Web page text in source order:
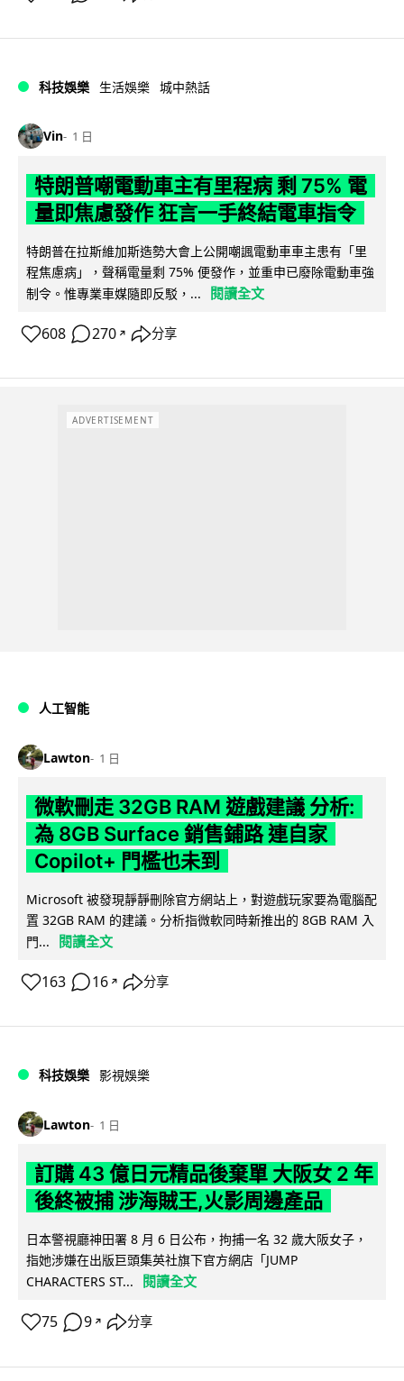
科技娛樂 生活娛樂 城中熱話
Vin 1 日
特朗普嘲電動車主有里程病 剩 75% 電
量即焦慮發作 狂言一手終結電車指令
特朗普在拉斯維加斯造勢大會上公開嘲諷電動車車主患有「里
程焦慮病」，聲稱電量剩 75% 便發作，並重申已廢除電動車強
制令。惟專業車媒隨即反駁，...
閱讀全文
608 270 ↗ 分享
ADVERTISEMENT
人工智能
Lawton 1 日
微軟刪走 32GB RAM 遊戲建議 分析:
為 8GB Surface 銷售鋪路 連自家
Copilot+ 門檻也未到
Microsoft 被發現靜靜刪除官方網站上，對遊戲玩家要為電腦配
置 32GB RAM 的建議。分析指微軟同時新推出的 8GB RAM 入
門...
閱讀全文
163 16 ↗ 分享
科技娛樂 影視娛樂
Lawton 1 日
訂購 43 億日元精品後棄單 大阪女 2 年
後終被捕 涉海賊王,火影周邊產品
日本警視廳神田署 8 月 6 日公布，拘捕一名 32 歲大阪女子，
指她涉嫌在出版巨頭集英社旗下官方網店「JUMP
CHARACTERS ST...
閱讀全文
75 9 ↗ 分享